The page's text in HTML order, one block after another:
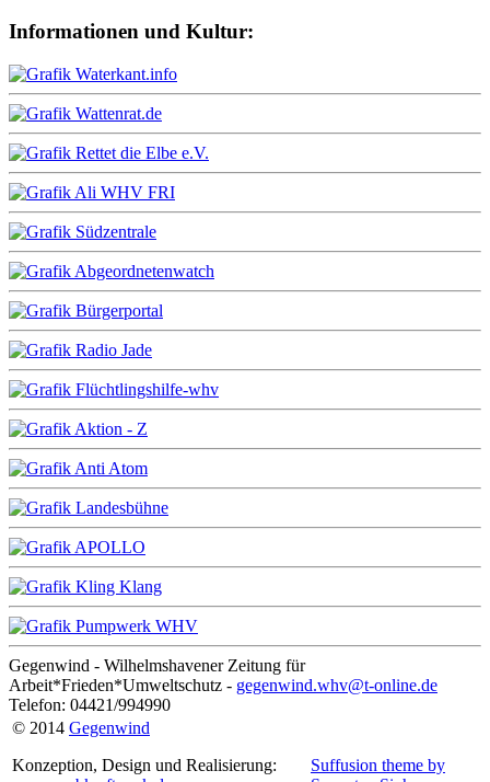
Informationen und Kultur:
Gegenwind - Wilhelmshavener Zeitung für
Arbeit*Frieden*Umweltschutz - gegenwind.whv@t-online.de
Telefon: 04421/994990
© 2014 Gegenwind
Konzeption, Design und Realisierung:
Suffusion theme by